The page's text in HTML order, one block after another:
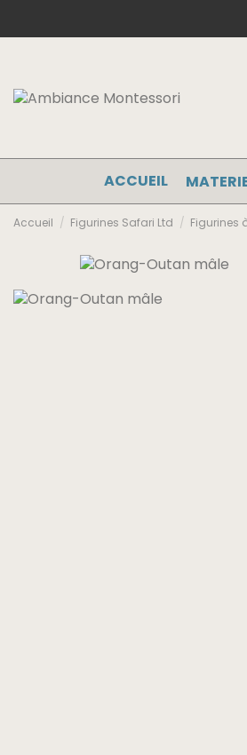
ACCUEIL
Accueil Figurines Safari Ltd Figurines